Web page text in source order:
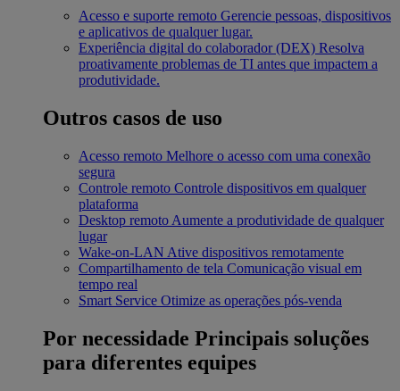
Acesso e suporte remoto Gerencie pessoas, dispositivos
e aplicativos de qualquer lugar.
Experiência digital do colaborador (DEX) Resolva
proativamente problemas de TI antes que impactem a
produtividade.
Outros casos de uso
Acesso remoto Melhore o acesso com uma conexão
segura
Controle remoto Controle dispositivos em qualquer
plataforma
Desktop remoto Aumente a produtividade de qualquer
lugar
Wake-on-LAN Ative dispositivos remotamente
Compartilhamento de tela Comunicação visual em
tempo real
Smart Service Otimize as operações pós-venda
Por necessidade Principais soluções
para diferentes equipes